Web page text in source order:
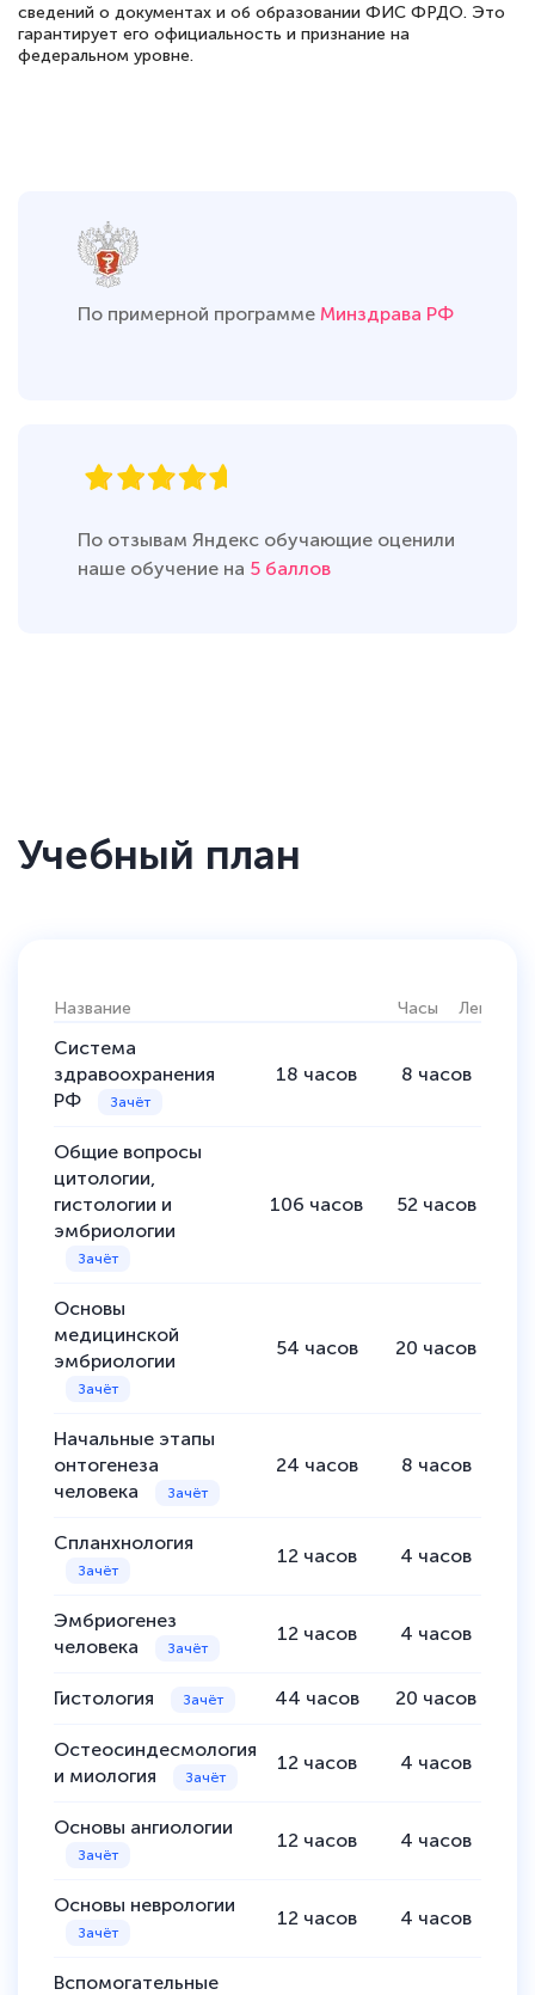
По примерной программе Минздрава РФ
По отзывам Яндекс обучающие оценили
наше обучение на 5 баллов
сведений о документах и об образовании ФИС ФРДО. Это
гарантирует его официальность и признание на
федеральном уровне.
Учебный план
Название Часы Лекции
Система
здравоохранения
РФ
18 часов 8 часов
Общие вопросы
цитологии,
гистологии и
эмбриологии
106 часов 52 часов
Основы
медицинской
эмбриологии
54 часов 20 часов
Начальные этапы
онтогенеза
человека
24 часов 8 часов
Спланхнология
12 часов 4 часов
Эмбриогенез
человека
12 часов 4 часов
Гистология 44 часов 20 часов
Остеосиндесмология
и миология
12 часов 4 часов
Основы ангиологии
12 часов 4 часов
Основы неврологии
12 часов 4 часов
Вспомогательные